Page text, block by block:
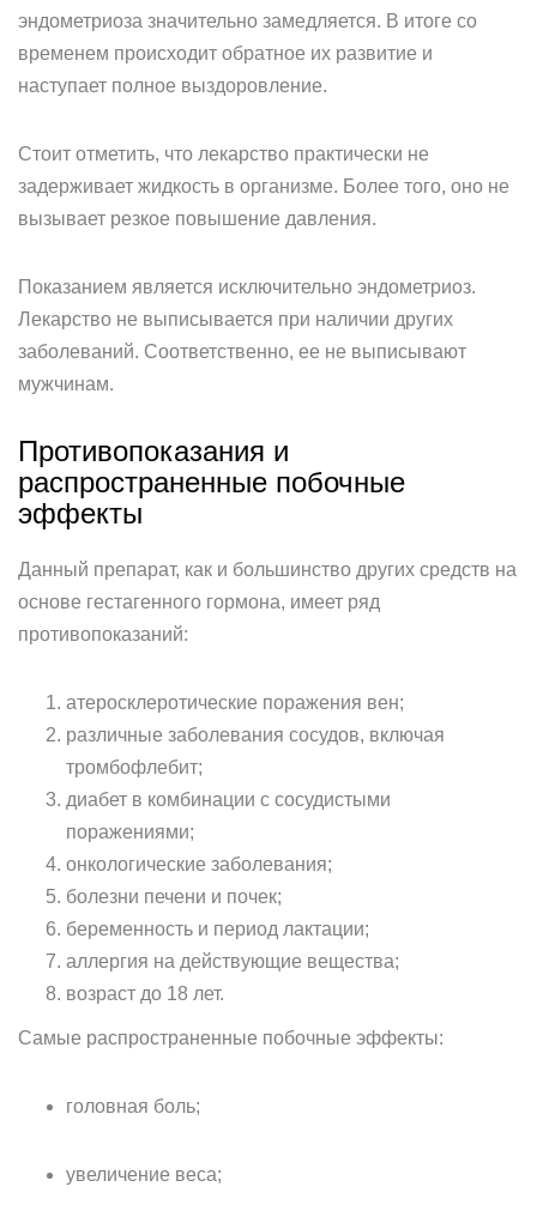
эндометриоза значительно замедляется. В итоге со
временем происходит обратное их развитие и
наступает полное выздоровление.
Стоит отметить, что лекарство практически не
задерживает жидкость в организме. Более того, оно не
вызывает резкое повышение давления.
Показанием является исключительно эндометриоз.
Лекарство не выписывается при наличии других
заболеваний. Соответственно, ее не выписывают
мужчинам.
Противопоказания и
распространенные побочные
эффекты
Данный препарат, как и большинство других средств на
основе гестагенного гормона, имеет ряд
противопоказаний:
атеросклеротические поражения вен;
различные заболевания сосудов, включая
тромбофлебит;
диабет в комбинации с сосудистыми
поражениями;
онкологические заболевания;
болезни печени и почек;
беременность и период лактации;
аллергия на действующие вещества;
возраст до 18 лет.
Самые распространенные побочные эффекты:
головная боль;
увеличение веса;